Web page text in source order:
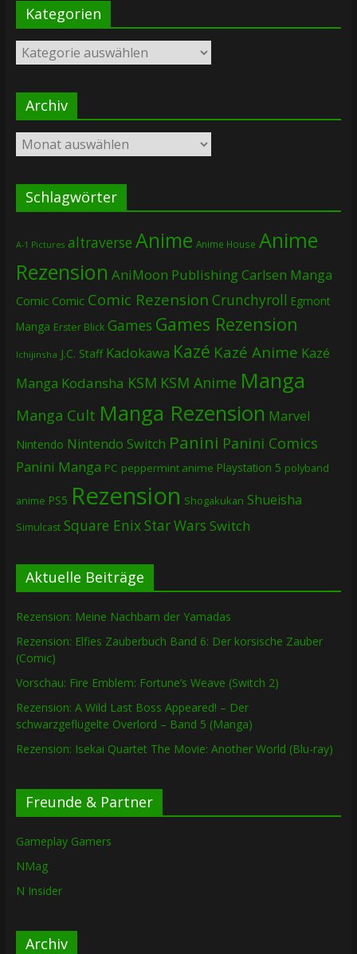
Kategorien
Kategorien
Archiv
Archiv
Schlagwörter
A-1 Pictures altraverse Anime Anime House Anime
Rezension AniMoon PublishingCarlsen Manga
Comic Comic Comic Rezension Crunchyroll Egmont
Manga Erster Blick Games Games Rezension
Ichijinsha J.C. Staff Kadokawa Kazé Kazé Anime Kazé
Manga Kodansha KSM KSM Anime Manga
Manga Cult Manga Rezension Marvel
Nintendo Nintendo Switch Panini Panini Comics
Panini Manga PC peppermint anime Playstation 5 polyband
anime PS5 Rezension Shogakukan Shueisha
Simulcast Square EnixStar Wars Switch
Aktuelle Beiträge
Rezension: Meine Nachbarn der Yamadas
Rezension: Elfies Zauberbuch Band 6: Der korsische Zauber
(Comic)
Vorschau: Fire Emblem: Fortune’s Weave (Switch 2)
Rezension: A Wild Last Boss Appeared! – Der
schwarzgeflügelte Overlord – Band 5 (Manga)
Rezension: Isekai Quartet The Movie: Another World (Blu-ray)
Freunde & Partner
Gameplay Gamers
NMag
N Insider
Archiv